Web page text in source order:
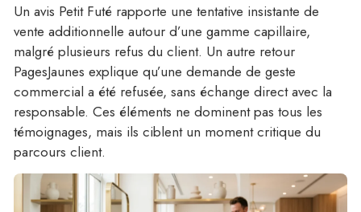
Un avis Petit Futé rapporte une tentative insistante de
vente additionnelle autour d’une gamme capillaire,
malgré plusieurs refus du client. Un autre retour
PagesJaunes explique qu’une demande de geste
commercial a été refusée, sans échange direct avec la
responsable. Ces éléments ne dominent pas tous les
témoignages, mais ils ciblent un moment critique du
parcours client.